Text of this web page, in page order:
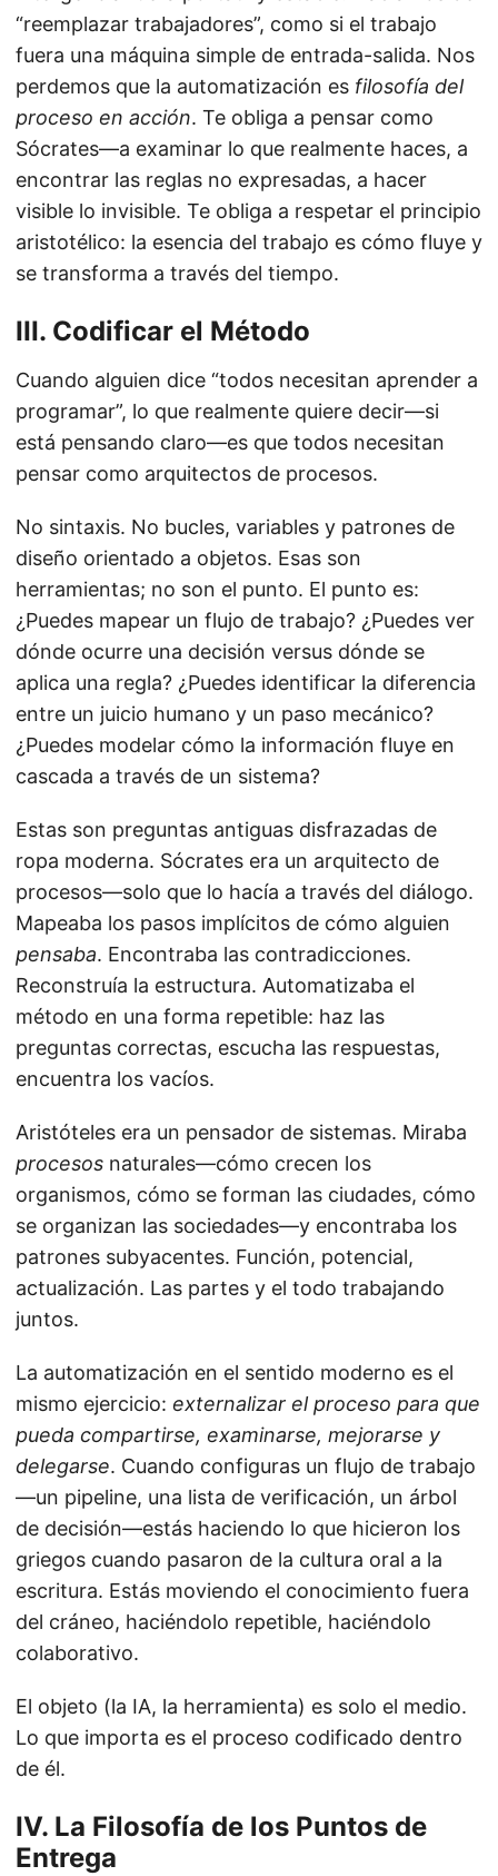
“reemplazar trabajadores”, como si el trabajo
fuera una máquina simple de entrada-salida. Nos
perdemos que la automatización es filosofía del
proceso en acción. Te obliga a pensar como
Sócrates—a examinar lo que realmente haces, a
encontrar las reglas no expresadas, a hacer
visible lo invisible. Te obliga a respetar el principio
aristotélico: la esencia del trabajo es cómo fluye y
se transforma a través del tiempo.
III. Codificar el Método
Cuando alguien dice “todos necesitan aprender a
programar”, lo que realmente quiere decir—si
está pensando claro—es que todos necesitan
pensar como arquitectos de procesos.
No sintaxis. No bucles, variables y patrones de
diseño orientado a objetos. Esas son
herramientas; no son el punto. El punto es:
¿Puedes mapear un flujo de trabajo? ¿Puedes ver
dónde ocurre una decisión versus dónde se
aplica una regla? ¿Puedes identificar la diferencia
entre un juicio humano y un paso mecánico?
¿Puedes modelar cómo la información fluye en
cascada a través de un sistema?
Estas son preguntas antiguas disfrazadas de
ropa moderna. Sócrates era un arquitecto de
procesos—solo que lo hacía a través del diálogo.
Mapeaba los pasos implícitos de cómo alguien
pensaba. Encontraba las contradicciones.
Reconstruía la estructura. Automatizaba el
método en una forma repetible: haz las
preguntas correctas, escucha las respuestas,
encuentra los vacíos.
Aristóteles era un pensador de sistemas. Miraba
procesos naturales—cómo crecen los
organismos, cómo se forman las ciudades, cómo
se organizan las sociedades—y encontraba los
patrones subyacentes. Función, potencial,
actualización. Las partes y el todo trabajando
juntos.
La automatización en el sentido moderno es el
mismo ejercicio: externalizar el proceso para que
pueda compartirse, examinarse, mejorarse y
delegarse. Cuando configuras un flujo de trabajo
—un pipeline, una lista de verificación, un árbol
de decisión—estás haciendo lo que hicieron los
griegos cuando pasaron de la cultura oral a la
escritura. Estás moviendo el conocimiento fuera
del cráneo, haciéndolo repetible, haciéndolo
colaborativo.
El objeto (la IA, la herramienta) es solo el medio.
Lo que importa es el proceso codificado dentro
de él.
IV. La Filosofía de los Puntos de
Entrega